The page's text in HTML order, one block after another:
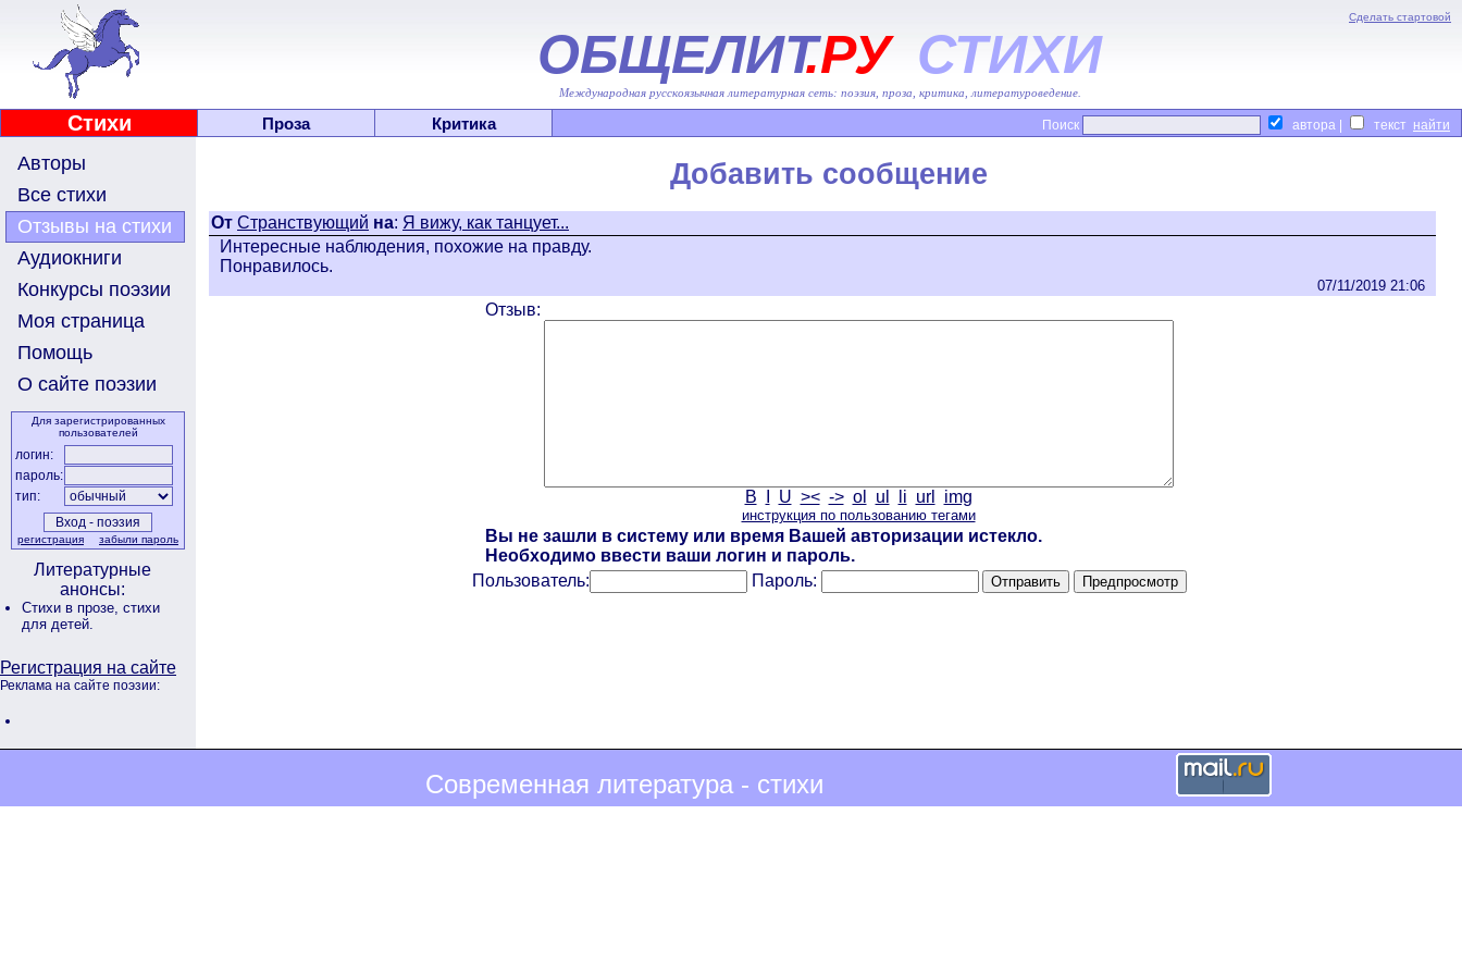
Сделать стартовой
ОБЩЕЛИТ.РУ СТИХИ
Международная русскоязычная литературная сеть: поэзия, проза, критика, литературоведение.
Стихи Проза Критика Поиск автора | текст
Авторы
Все стихи
Отзывы на стихи
Аудиокниги
Конкурсы поэзии
Моя страница
Помощь
О сайте поэзии
Для зарегистрированных
пользователей
логин:
пароль:
тип:
регистрация забыли пароль
Литературные
анонсы:
Стихи в прозе, стихи
для детей.
Регистрация на сайте
Реклама на сайте поэзии:
Добавить сообщение
От Странствующий на: Я вижу, как танцует...
Интересные наблюдения, похожие на правду.
Понравилось.
07/11/2019 21:06
Отзыв:
B U >< -> ol ul li url img
инструкция по пользованию тегами
Вы не зашли в систему или время Вашей авторизации истекло.
Необходимо ввести ваши логин и пароль.
Пользователь:
Пароль:
Современная литература - стихи